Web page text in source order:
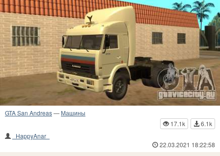
GTA San Andreas— Машины
17.1k
6.1k
_HappyAnar_
22.03.2021 18:22:58